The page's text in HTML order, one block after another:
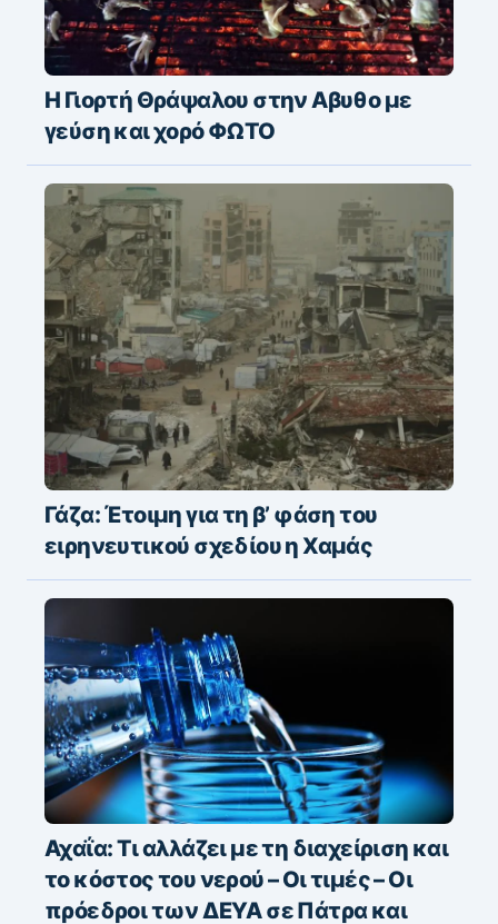
Η Γιορτή Θράψαλου στην Αβυθο με
γεύση και χορό ΦΩΤΟ
Γάζα: Έτοιμη για τη β’ φάση του
ειρηνευτικού σχεδίου η Χαμάς
Αχαΐα: Τι αλλάζει με τη διαχείριση και
το κόστος του νερού – Οι τιμές – Οι
πρόεδροι των ΔΕΥΑ σε Πάτρα και